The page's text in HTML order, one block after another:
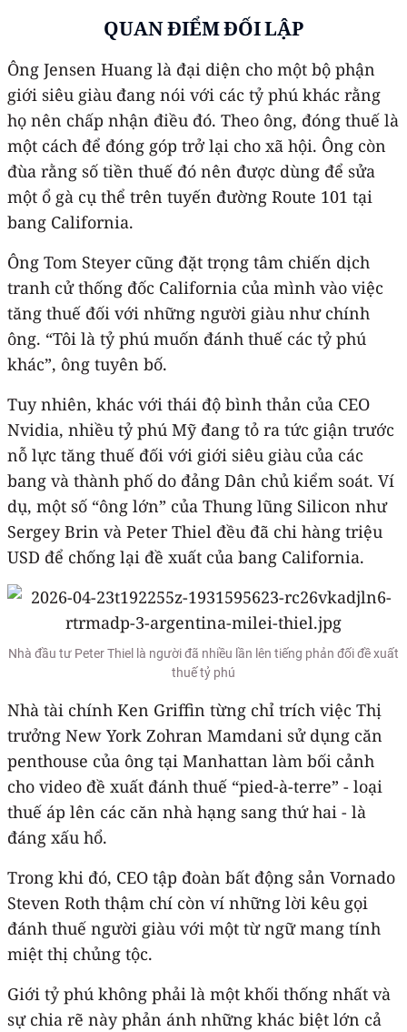
QUAN ĐIỂM ĐỐI LẬP
Ông Jensen Huang là đại diện cho một bộ phận
giới siêu giàu đang nói với các tỷ phú khác rằng
họ nên chấp nhận điều đó. Theo ông, đóng thuế là
một cách để đóng góp trở lại cho xã hội. Ông còn
đùa rằng số tiền thuế đó nên được dùng để sửa
một ổ gà cụ thể trên tuyến đường Route 101 tại
bang California.
Ông Tom Steyer cũng đặt trọng tâm chiến dịch
tranh cử thống đốc California của mình vào việc
tăng thuế đối với những người giàu như chính
ông. “Tôi là tỷ phú muốn đánh thuế các tỷ phú
khác”, ông tuyên bố.
Tuy nhiên, khác với thái độ bình thản của CEO
Nvidia, nhiều tỷ phú Mỹ đang tỏ ra tức giận trước
nỗ lực tăng thuế đối với giới siêu giàu của các
bang và thành phố do đảng Dân chủ kiểm soát. Ví
dụ, một số “ông lớn” của Thung lũng Silicon như
Sergey Brin và Peter Thiel đều đã chi hàng triệu
USD để chống lại đề xuất của bang California.
Nhà đầu tư Peter Thiel là người đã nhiều lần lên tiếng phản đối đề xuất
thuế tỷ phú
Nhà tài chính Ken Griffin từng chỉ trích việc Thị
trưởng New York Zohran Mamdani sử dụng căn
penthouse của ông tại Manhattan làm bối cảnh
cho video đề xuất đánh thuế “pied-à-terre” - loại
thuế áp lên các căn nhà hạng sang thứ hai - là
đáng xấu hổ.
Trong khi đó, CEO tập đoàn bất động sản Vornado
Steven Roth thậm chí còn ví những lời kêu gọi
đánh thuế người giàu với một từ ngữ mang tính
miệt thị chủng tộc.
Giới tỷ phú không phải là một khối thống nhất và
sự chia rẽ này phản ánh những khác biệt lớn cả